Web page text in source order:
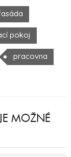
pokoj
pracovna
MOŽNÉ